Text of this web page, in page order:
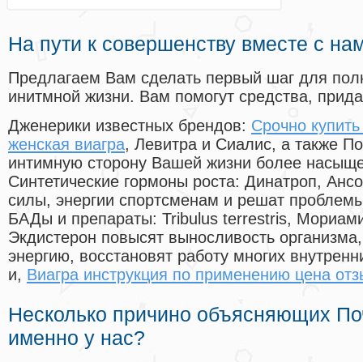
На пути к совершенству вместе с
Предлагаем Вам сделать первый шаг для
инитмной жизни. Вам помогут средства,
Дженерики известных брендов: Срочно
женская виагра, Левитра и Сиалис, а также
интимную сторону Вашей жизни более
Синтетические гормоны роста: Динатроп,
силы, энергии спортсменам и решат
БАДы и препараты: Tribulus terrestris,
Экдистерон повысят выносливость
энергию, восстановят работу многих
и, Виагра инструкция по применению цена
Несколько причино объясняющих
именно у нас?